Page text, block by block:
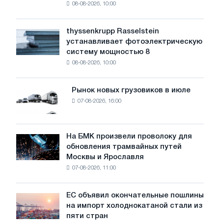
предупреждает:
воды
угрожает
08-08-2026, 10:00
thyssenkrupp
Rasselstein
устанавливает
фотоэлектрическую
целей
обезуглероживания
thyssenkrupp Rasselstein
устанавливает фотоэлектрическую
систему мощностью 8
08-08-2026, 10:00
Рынок
новых
грузовиков
в
июле
Рынок новых грузовиков в июле
07-08-2026, 16:00
На
БМК
произвели
трамвайных
путей
На БМК произвели проволоку для
обновления трамвайных путей
Москвы и Ярославля
07-08-2026, 11:00
объявил
окончательные
ЕС объявил окончательные пошлины
на импорт холоднокатаной стали из
пяти стран